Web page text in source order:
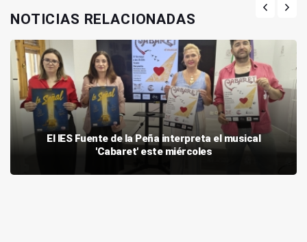
NOTICIAS RELACIONADAS
El IES Fuente de la Peña interpreta el musical
'Cabaret' este miércoles